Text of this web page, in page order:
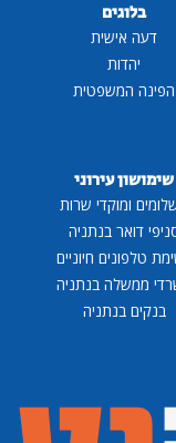
בלוגים
דעה אישית
יהדות
הפינה המשפטית
שימושון עירוני
ומוקדי שרות
דואר בנתניה
טלפונים חיוניים
ממשלה בנתניה
בנקים בנתניה